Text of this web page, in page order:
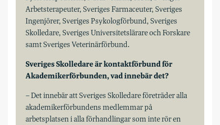
Arbetsterapeuter, Sveriges Farmaceuter, Sveriges
Ingenjörer, Sveriges Psykologförbund, Sveriges
Skolledare, Sveriges Universitetslärare och Forskare
samt Sveriges Veterinärförbund.
Sveriges Skolledare är kontaktförbund för
Akademikerförbunden, vad innebär det?
– Det innebär att Sveriges Skolledare företräder alla
akademikerförbundens medlemmar på
arbetsplatsen i alla förhandlingar som inte rör en